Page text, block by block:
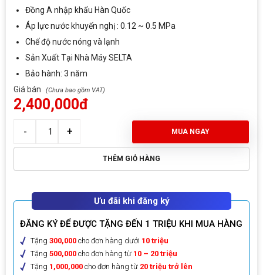
Đồng A nhập khẩu Hàn Quốc
Áp lực nước khuyến nghị : 0.12 ~ 0.5 MPa
Chế độ nước nóng và lạnh
Sản Xuất Tại Nhà Máy SELTA
Bảo hành: 3 năm
Giá bán
2,400,000đ
MUA NGAY
THÊM GIỎ HÀNG
Ưu đãi khi đăng ký
ĐĂNG KÝ ĐỂ ĐƯỢC TẶNG ĐẾN 1 TRIỆU KHI MUA HÀNG
Tặng 300,000 cho đơn hàng dưới 10 triệu
Tặng 500,000 cho đơn hàng từ 10 – 20 triệu
Tặng 1,000,000 cho đơn hàng từ 20 triệu trở lên